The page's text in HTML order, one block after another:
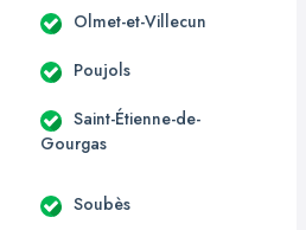
Olmet-et-Villecun
Poujols
Saint-Étienne-de-
Gourgas
Soubès